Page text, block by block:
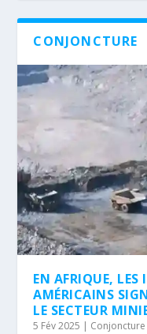
CONJONCTURE
EN AFRIQUE, LES
AMÉRICAINS
LE SECTEUR
5 Fév 2025 Conjoncture